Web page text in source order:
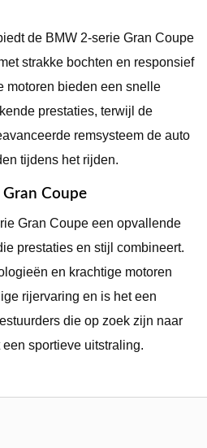
de BMW 2-serie Gran Coupe
strakke bochten en responsief
motoren bieden een snelle
prestaties, terwijl de
remsysteem de auto
tijdens het rijden.
Coupe
Gran Coupe een opvallende
prestaties en stijl combineert.
en krachtige motoren
rijervaring en is het een
die op zoek zijn naar
sportieve uitstraling.